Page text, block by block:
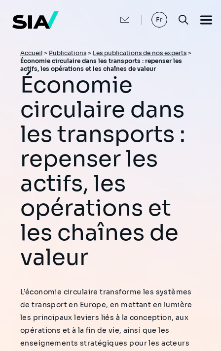
contenu
principal
Fr
Fil
d'Ariane
Accueil > Publications > Les publications de nos experts >
Économie circulaire dans les transports : repenser les
actifs, les opérations et les chaînes de valeur
Économie
circulaire dans
les transports :
repenser les
actifs, les
opérations et
les chaînes de
valeur
L’économie circulaire transforme les systèmes
de transport en Europe, en mettant en lumière
les principaux leviers liés à la conception, aux
opérations et à la fin de vie, ainsi que les
enseignements stratégiques pour les acteurs